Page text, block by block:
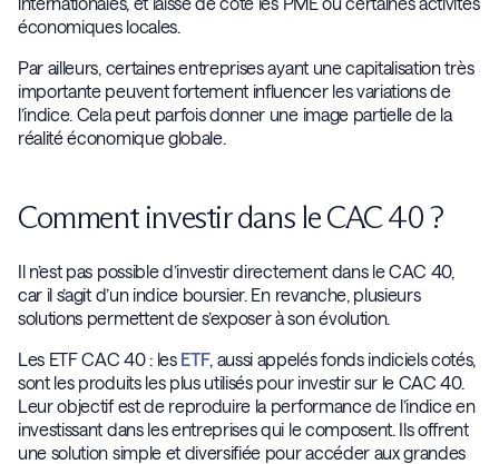
économiques locales.
Par ailleurs, certaines entreprises ayant une capitalisation très
importante peuvent fortement influencer les variations de
l’indice. Cela peut parfois donner une image partielle de la
réalité économique globale.
Comment investir dans le CAC 40 ?
Il n’est pas possible d’investir directement dans le CAC 40,
car il s’agit d’un indice boursier. En revanche, plusieurs
solutions permettent de s’exposer à son évolution.
Les ETF CAC 40 : les ETF, aussi appelés fonds indiciels cotés,
sont les produits les plus utilisés pour investir sur le CAC 40.
Leur objectif est de reproduire la performance de l’indice en
investissant dans les entreprises qui le composent. Ils offrent
une solution simple et diversifiée pour accéder aux grandes